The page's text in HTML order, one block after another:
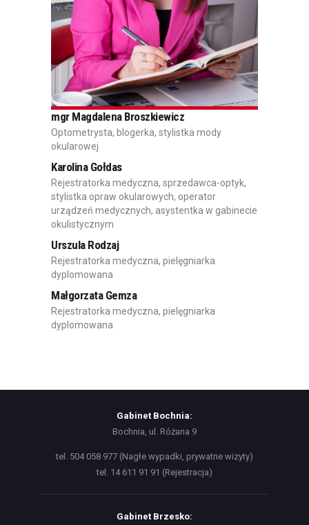
mgr Magdalena Broszkiewicz
Optometrysta, blogerka, stylistka mody
okularowej
Karolina Gołdas
Rejestratorka medyczna, sprzedawca-optyk,
stylistka opraw okularowych, operator
urządzeń medycznych, asystentka w gabinecie
okulistycznym
Urszula Rodzaj
Rejestratorka medyczna, pielęgniarka
dyplomowana
Małgorzata Gemza
Rejestratorka medyczna, pielęgniarka
dyplomowana
Gabinet Bochnia:
Bochnia, ul. Różana 9
tel. 504 058 977 (Nagłe wypadki, prywatne wizyty)
tel. 14 611 91 91 (Rejestracja)
Gabinet Brzesko: